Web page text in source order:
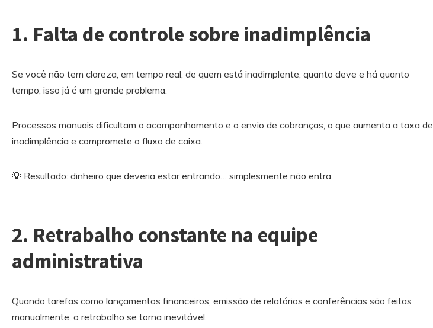
1. Falta de controle sobre inadimplência
Se você não tem clareza, em tempo real, de quem está inadimplente, quanto deve e há quanto
tempo, isso já é um grande problema.
Processos manuais dificultam o acompanhamento e o envio de cobranças, o que aumenta a taxa de
inadimplência e compromete o fluxo de caixa.
💡 Resultado: dinheiro que deveria estar entrando… simplesmente não entra.
2. Retrabalho constante na equipe
administrativa
Quando tarefas como lançamentos financeiros, emissão de relatórios e conferências são feitas
manualmente, o retrabalho se torna inevitável.